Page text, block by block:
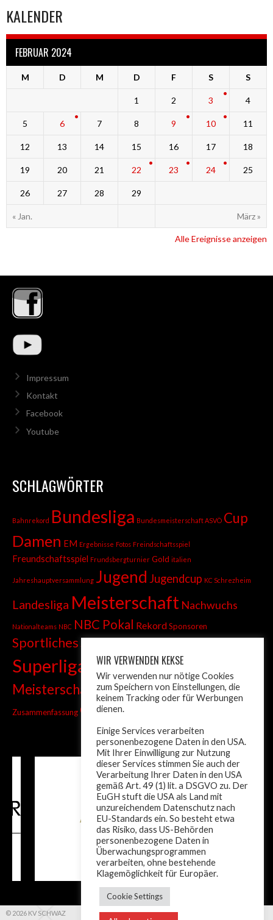
KALENDER
FEBRUAR 2024
M D M D F S S
« Jan. März »
1 2 3 4
5 6 7 8 9 10 11
12 13 14 15 16 17 18
19 20 21 22 23 24 25
26 27 28 29
Alle Ereignisse anzeigen
Impressum
Kontakt
Facebook
Youtube
SCHLAGWÖRTER
Bahnrekord Bundesliga Bundesmeisterschaft ASVÖ Cup
Damen EM Ergebnisse Fotos Freindschaftsspiel
Freundschaftsspiel Frundsbergturnier Gold italien
Jahreshauptversammlung Jugend Jugendcup KC Schrezheim
Landesliga Meisterschaft Nachwuchs
Nationalteams NBC NBC Pokal RekordSponsoren
SportlichesSprint
Superliga TandemTiroler Liga
Meisterschaft Trainer Turnier Weltcup wm
Zusammenfassung ÖM Österreich
© 2026 KV SCHWAZ
WIR VERWENDEN KEKSE
Wir verwenden nur nötige Cookies
zum Speichern von Einstellungen, die
keinem Tracking oder für Werbungen
dienen.
Einige Services verarbeiten
personenbezogene Daten in den USA.
Mit Ihrer Einwilligung zur Nutzung
dieser Services stimmen Sie auch der
Verarbeitung Ihrer Daten in den USA
gemäß Art. 49 (1) lit. a DSGVO zu. Der
EuGH stuft die USA als Land mit
unzureichendem Datenschutz nach
EU-Standards ein. So besteht etwa
das Risiko, dass US-Behörden
personenbezogene Daten in
Überwachungsprogrammen
verarbeiten, ohne bestehende
Klagemöglichkeit für Europäer.
Cookie Settings